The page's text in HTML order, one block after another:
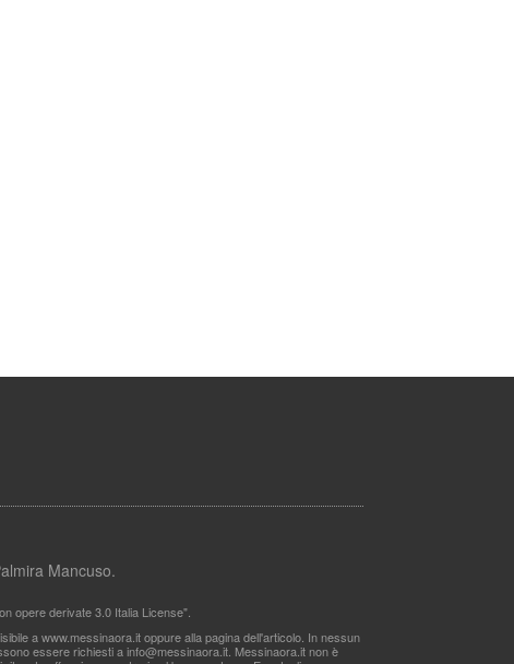
Mancuso.
opere derivate 3.0 Italia License".
a www.messinaora.it oppure alla pagina dell'articolo. In nessun
essere richiesti ainfo@messinaora.it . Messinaora.it non è